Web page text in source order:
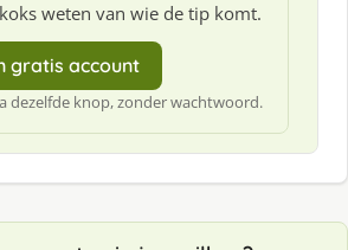
weten van wie de tip komt.
gratis account
dezelfde knop, zonder wachtwoord.